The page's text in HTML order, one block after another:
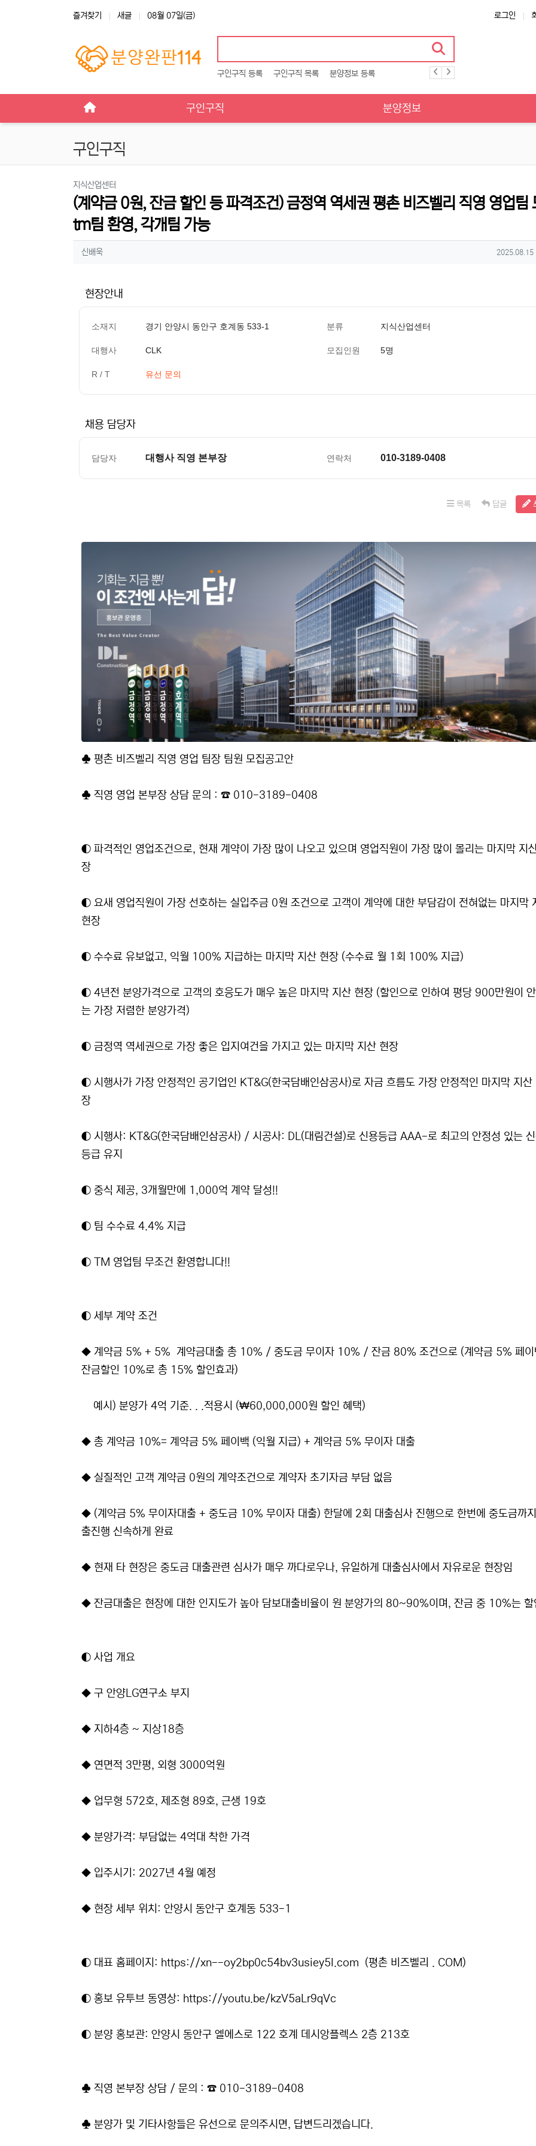
즐겨찾기 새글 08월 07일(금) 로그인
구인구직 등록 구인구직 목록 분양정보 등록
구인구직 분양정보
구인구직
지식산업센터
(계약금 0원, 잔금 할인 등 파격조건) 금정역 역세권 평촌 비즈벨리 직영 영업팀
tm팀 환영, 각개팀 가능
작성자 정보
신배욱작성 작성일
2025.08.15
현장안내
소재지 경기 안양시 동안구 호계동 533-1 분류 지식산업센터
대행사 CLK 모집인원 5명
R / T 유선 문의
채용 담당자
담당자 대행사 직영 본부장 연락처 010-3189-0408
목록 답글
♣ 평촌 비즈벨리 직영 영업 팀장 팀원 모집공고안
♣ 직영 영업 본부장 상담 문의 : ☎ 010-3189-0408
◐ 파격적인 영업조건으로, 현재 계약이 가장 많이 나오고 있으며 영업직원이 가장 많이 몰리는 마지막 지
장
◐ 요새 영업직원이 가장 선호하는 실입주금 0원 조건으로 고객이 계약에 대한 부담감이 전혀없는 마지막
현장
◐ 수수료 유보없고, 익월 100% 지급하는 마지막 지산 현장 (수수료 월 1회 100% 지급)
◐ 4년전 분양가격으로 고객의 호응도가 매우 높은 마지막 지산 현장 (할인으로 인하여 평당 900만원이
는 가장 저렴한 분양가격)
◐ 금정역 역세권으로 가장 좋은 입지여건을 가지고 있는 마지막 지산 현장
◐ 시행사가 가장 안정적인 공기업인 KT&G(한국담배인삼공사)로 자금 흐름도 가장 안정적인 마지막 지산
장
◐ 시행사: KT&G(한국담배인삼공사) / 시공사: DL(대림건설)로 신용등급 AAA-로 최고의 안정성 있는
등급 유지
◐ 중식 제공, 3개월만에 1,000억 계약 달성!!
◐ 팀 수수료 4.4% 지급
◐ TM 영업팀 무조건 환영합니다!!
◐ 세부 계약 조건
◆ 계약금 5% + 5% 계약금대출 총 10% / 중도금 무이자 10% / 잔금 80% 조건으로 (계약금 5% 페
잔금할인 10%로 총 15% 할인효과)
예시) 분양가 4억 기준. . .적용시 (₩60,000,000원 할인 혜택)
◆ 총 계약금 10%= 계약금 5% 페이백 (익월 지급) + 계약금 5% 무이자 대출
◆ 실질적인 고객 계약금 0원의 계약조건으로 계약자 초기자금 부담 없음
◆ (계약금 5% 무이자대출 + 중도금 10% 무이자 대출) 한달에 2회 대출심사 진행으로 한번에 중도금까
출진행 신속하게 완료
◆ 현재 타 현장은 중도금 대출관련 심사가 매우 까다로우나, 유일하게 대출심사에서 자유로운 현장임
◆ 잔금대출은 현장에 대한 인지도가 높아 담보대출비율이 원 분양가의 80~90%이며, 잔금 중 10%는 할
◐ 사업 개요
◆ 구 안양LG연구소 부지
◆ 지하4층 ~ 지상18층
◆ 연면적 3만평, 외형 3000억원
◆ 업무형 572호, 제조형 89호, 근생 19호
◆ 분양가격: 부담없는 4억대 착한 가격
◆ 입주시기: 2027년 4월 예정
◆ 현장 세부 위치: 안양시 동안구 호계동 533-1
◐ 대표 홈페이지: https://xn--oy2bp0c54bv3usiey5l.com (평촌 비즈벨리 . COM)
◐ 홍보 유투브 동영상: https://youtu.be/kzV5aLr9qVc
◐ 분양 홍보관: 안양시 동안구 엘에스로 122 호계 데시앙플렉스 2층 213호
♣ 직영 본부장 상담 / 문의 : ☎ 010-3189-0408
♣ 분양가 및 기타사항들은 유선으로 문의주시면, 답변드리겠습니다.